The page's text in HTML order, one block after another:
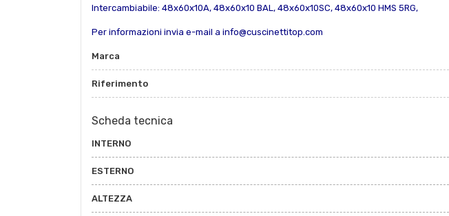
Intercambiabile: 48x60x10A, 48x60x10 BAL, 48x60x10SC, 48x60x10 HMS 5RG,
Per informazioni invia e-mail a info@cuscinettitop.com
Marca
Riferimento
Scheda tecnica
INTERNO
ESTERNO
ALTEZZA